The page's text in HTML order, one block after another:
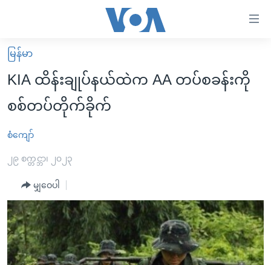
လွယ်ကူ
စေ
သည့်
များ
ပင်မ
ကျော်
ကြည့်
ရန်
ပင်မ
မူလစာမျက်နှာ
မြန်မာ
ကမ္ဘာ့သတင်းများ
နိုင်ငံတကာ
အစ္စရေး-ပါလက်စတိုင်း
ဗွီဒီယို
အင်္ဂလိပ်စာလေ့လာမယ်
အမေရိကန်သုံးအီဒီယံ
မကြေးမုံရဲ့ အင်္ဂလိပ်စာ
ရုပ်ရှင်ထဲက အင်္ဂလိပ်စာ
အပတ်စဉ်ကဏ္ဍများ
ရေဒီယို
တီဗွီ
ရေဒီယိုနှင့်ရုပ်သံ အချက်အလက်များ
ရေဒီယို/တီဗွီအစီအစဉ်
မြန်မာ
KIA ထိန်းချုပ်နယ်ထဲက AA တပ်စခန်းကို
စစ်တပ်တိုက်ခိုက်
စံကျော်
၂၉ စက္တင္ဘာ၊ ၂၀၂၃
မျှဝေပါ